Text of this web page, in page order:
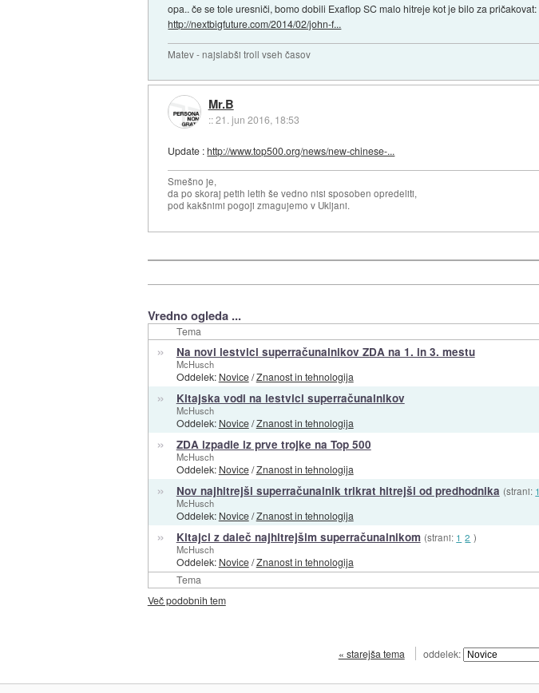
opa.. če se tole uresniči, bomo dobili Exaflop SC malo hitreje kot je bilo za pričakovat:
http://nextbigfuture.com/2014/02/john-f...
Matev - najslabši troll vseh časov
Mr.B
::21. jun 2016, 18:53
Update :http://www.top500.org/news/new-chinese-...
Smešno je,
da po skoraj petih letih še vedno nisi sposoben opredeliti,
pod kakšnimi pogoji zmagujemo v Ukljani.
Vredno ogleda ...
Tema
Tema
» Na novi lestvici superračunalnikov ZDA na 1. in 3. mestu
McHusch
Oddelek: Novice/Znanost in tehnologija
» Kitajska vodi na lestvici superračunalnikov
McHusch
Oddelek: Novice/Znanost in tehnologija
» ZDA izpadle iz prve trojke na Top 500
McHusch
Oddelek: Novice/Znanost in tehnologija
» Nov najhitrejši superračunalnik trikrat hitrejši od predhodnika (strani: 1
McHusch
Oddelek: Novice/Znanost in tehnologija
» Kitajci z daleč najhitrejšim superračunalnikom (strani: 1 2 )
McHusch
Oddelek: Novice/Znanost in tehnologija
Več podobnih tem
« starejša tema oddelek: